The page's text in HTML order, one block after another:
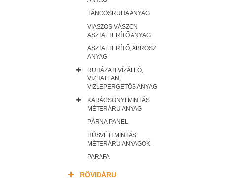
TÁNCOSRUHA ANYAG
VIASZOS VÁSZON
ASZTALTERÍTŐ ANYAG
ASZTALTERÍTŐ, ABROSZ
ANYAG
RUHÁZATI VÍZÁLLÓ,
VÍZHATLAN,
VÍZLEPERGETŐS ANYAG
KARÁCSONYI MINTÁS
MÉTERÁRU ANYAG
PÁRNA PANEL
HÚSVÉTI MINTÁS
MÉTERÁRU ANYAGOK
PARAFA
RÖVIDÁRU